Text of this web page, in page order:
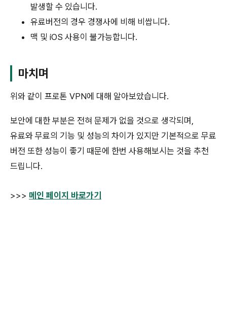
발생할 수 있습니다.
유료버전의 경우 경쟁사에 비해 비쌉니다.
맥 및 iOS 사용이 불가능합니다.
마치며
위와 같이 프로톤 VPN에 대해 알아보았습니다.
보안에 대한 부분은 전혀 문제가 없을 것으로 생각되며,
유료와 무료의 기능 및 성능의 차이가 있지만 기본적으로 무료
버전 또한 성능이 좋기 때문에 한번 사용해보시는 것을 추천
드립니다.
>>> 메인 페이지 바로가기